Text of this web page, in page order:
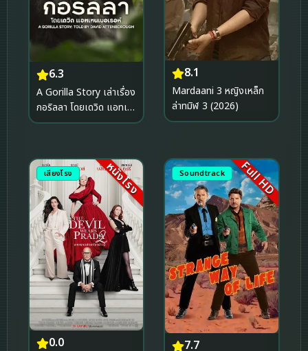
6.3
A Gorilla Story เล่าเรื่อง
กอริลลา โดยเดวิด แอทเท
นเบอเรอห์ เซอร์เดวิด
8.1
Mardaani 3 หญิงเหล็ก
ล่าทมิฬ 3 (2026)
เสียงโรง หนังโรง
0.0
Soundtrack Full HD
7.7